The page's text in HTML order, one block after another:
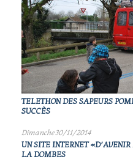
TELETHON DES SAPEURS
SUCCÈS
Dimanche 30/11/2014
UN SITE INTERNET
LA DOMBES